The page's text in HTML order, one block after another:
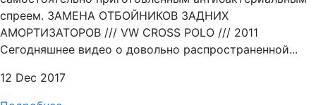
спреем. ЗАМЕНА ОТБОЙНИКОВ ЗАДНИХ
АМОРТИЗАТОРОВ /// VW CROSS POLO /// 2011
Сегодняшнее видео о довольно распространенной...
12 Dec 2017